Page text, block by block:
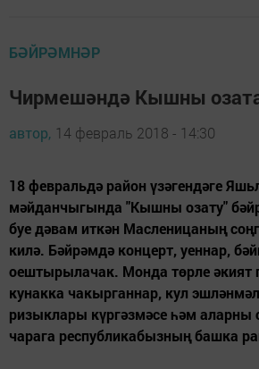
БӘЙРӘМНӘР
Чирмешәндә Кышны
автор, 14 февраль 2018 - 14:30
18 февральдә район үзәгендәге
мәйданчыгында "Кышны озату"
буе дәвам иткән Масленицаның
килә. Бәйрәмдә концерт, уеннар,
оештырылачак. Монда төрле әкият
кунакка чакырганнар, кул
ризыклары күргәзмәсе һәм аларны
чарага республикабызның башка